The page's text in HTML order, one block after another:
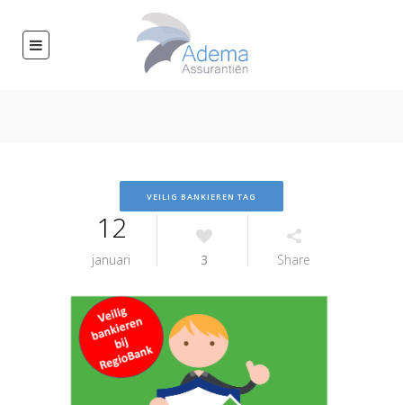
VEILIG BANKIEREN TAG
12
januari 3 Share